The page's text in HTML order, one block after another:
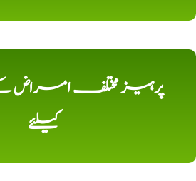
پرہیز مختلف امراض
کیلئے